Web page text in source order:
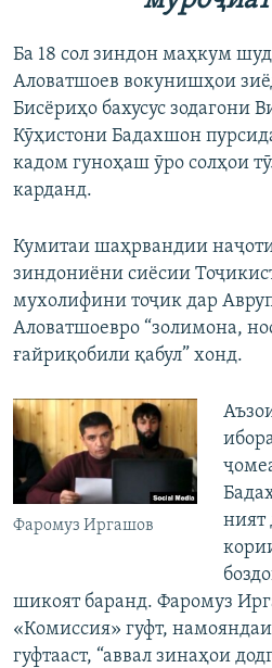
Ба 18 сол зиндон маҳкум
Аловатшоев вокунишҳои
Бисёриҳо бахусус зодагони
Кӯҳистони Бадахшон
кадом гуноҳаш ӯро солҳои
карданд.
Кумитаи шаҳрвандии наҷоти
зиндониёни сиёсии
мухолифини тоҷик дар
Аловатшоевро “золимона,
ғайриқобили қабул” хонд.
Фаромуз Иргашов
ният
шикоят баранд. Фаромуз
«Комиссия» гуфт,
гуфтааст, “аввал зинаҳои